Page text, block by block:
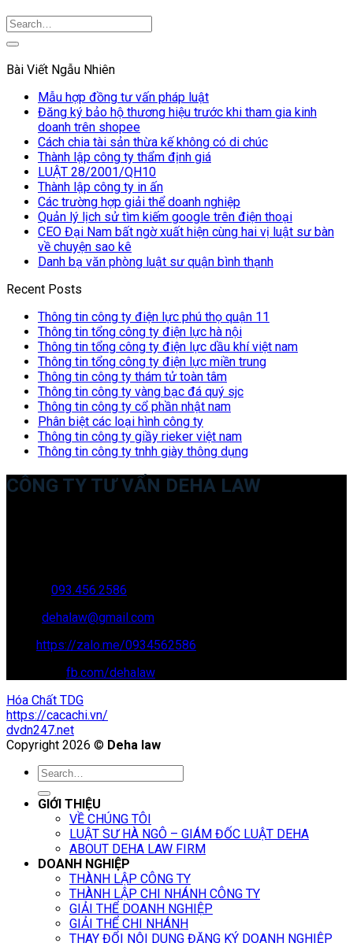
Bài Viết Ngẫu Nhiên
Mẫu hợp đồng tư vấn pháp luật
Đăng ký bảo hộ thương hiệu trước khi tham gia kinh
doanh trên shopee
Cách chia tài sản thừa kế không có di chúc
Thành lập công ty thẩm định giá
LUẬT 28/2001/QH10
Thành lập công ty in ấn
Các trường hợp giải thể doanh nghiệp
Quản lý lịch sử tìm kiếm google trên điện thoại
CEO Đại Nam bất ngờ xuất hiện cùng hai vị luật sư bàn
về chuyện sao kê
Danh bạ văn phòng luật sư quận bình thạnh
Recent Posts
Thông tin công ty điện lực phú thọ quận 11
Thông tin tổng công ty điện lực hà nội
Thông tin tổng công ty điện lực dầu khí việt nam
Thông tin tổng công ty điện lực miền trung
Thông tin công ty thám tử toàn tâm
Thông tin công ty vàng bạc đá quý sjc
Thông tin công ty cổ phần nhật nam
Phân biệt các loại hình công ty
Thông tin công ty giầy rieker việt nam
Thông tin công ty tnhh giày thông dụng
CÔNG TY TƯ VẤN DEHA LAW
093.456.2586
dehalaw@gmail.com
https://zalo.me/0934562586
fb.com/dehalaw
Hóa Chất TDG
https://cacachi.vn/
dvdn247.net
Copyright 2026 © Deha law
GIỚI THIỆU
VỀ CHÚNG TÔI
LUẬT SƯ HÀ NGÔ – GIÁM ĐỐC LUẬT DEHA
ABOUT DEHA LAW FIRM
DOANH NGHIỆP
THÀNH LẬP CÔNG TY
THÀNH LẬP CHI NHÁNH CÔNG TY
GIẢI THỂ DOANH NGHIỆP
GIẢI THỂ CHI NHÁNH
THAY ĐỔI NỘI DUNG ĐĂNG KÝ DOANH NGHIỆP